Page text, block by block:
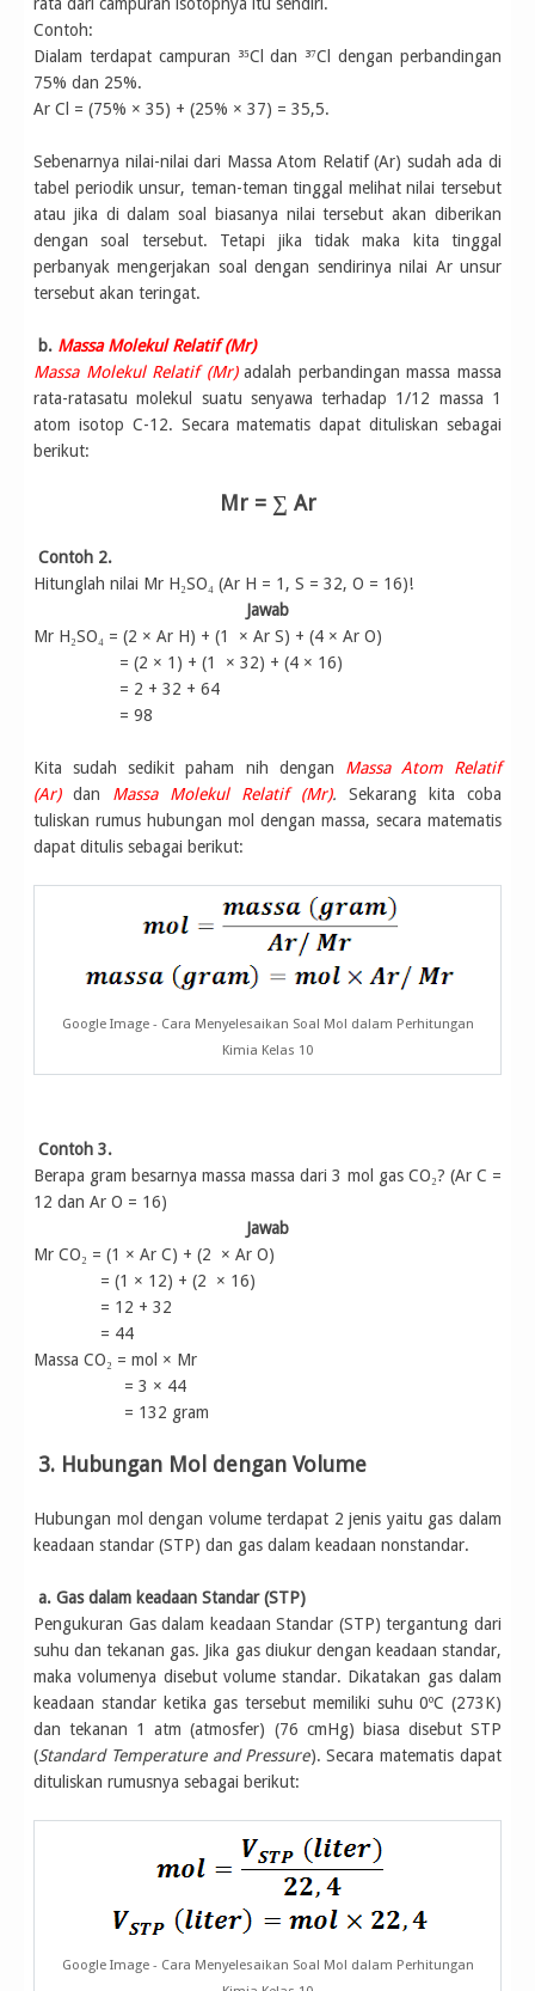
rata dari campuran isotopnya itu sendiri.
Contoh:
Dialam terdapat campuran ³⁵Cl dan ³⁷Cl dengan perbandingan
75% dan 25%.
Ar Cl = (75% × 35) + (25% × 37) = 35,5.
Sebenarnya nilai-nilai dari Massa Atom Relatif (Ar) sudah ada di
tabel periodik unsur, teman-teman tinggal melihat nilai tersebut
atau jika di dalam soal biasanya nilai tersebut akan diberikan
dengan soal tersebut. Tetapi jika tidak maka kita tinggal
perbanyak mengerjakan soal dengan sendirinya nilai Ar unsur
tersebut akan teringat.
b. Massa Molekul Relatif (Mr)
Massa Molekul Relatif (Mr)adalah perbandingan massa massa
rata-ratasatu molekul suatu senyawa terhadap 1/12 massa 1
atom isotop C-12. Secara matematis dapat dituliskan sebagai
berikut:
Mr = ∑ Ar
Contoh 2.
Hitunglah nilai Mr H₂SO₄ (Ar H = 1, S = 32, O = 16)!
Jawab
Mr H₂SO₄ = (2 × Ar H) + (1 × Ar S) + (4 × Ar O)
= (2 × 1) + (1 × 32) + (4 × 16)
= 2 + 32 + 64
= 98
Kita sudah sedikit paham nih dengan Massa Atom Relatif
(Ar)dan Massa Molekul Relatif (Mr). Sekarang kita coba
tuliskan rumus hubungan mol dengan massa, secara matematis
dapat ditulis sebagai berikut:
Google Image - Cara Menyelesaikan Soal Mol dalam Perhitungan
Kimia Kelas 10
Contoh 3.
Berapa gram besarnya massa massa dari 3 mol gas CO₂? (Ar C =
12 dan Ar O = 16)
Jawab
Mr CO₂ = (1 × Ar C) + (2 × Ar O)
= (1 × 12) + (2 × 16)
= 12 + 32
= 44
Massa CO₂ = mol × Mr
= 3 × 44
= 132 gram
3. Hubungan Mol dengan Volume
Hubungan mol dengan volume terdapat 2 jenis yaitu gas dalam
keadaan standar (STP) dan gas dalam keadaan nonstandar.
a. Gas dalam keadaan Standar (STP)
Pengukuran Gas dalam keadaan Standar (STP) tergantung dari
suhu dan tekanan gas. Jika gas diukur dengan keadaan standar,
maka volumenya disebut volume standar. Dikatakan gas dalam
keadaan standar ketika gas tersebut memiliki suhu 0ºC (273K)
dan tekanan 1 atm (atmosfer) (76 cmHg) biasa disebut STP
(Standard Temperature and Pressure). Secara matematis dapat
dituliskan rumusnya sebagai berikut:
Google Image - Cara Menyelesaikan Soal Mol dalam Perhitungan